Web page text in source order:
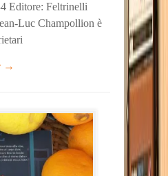
Editore: Feltrinelli
Luc Champollion è
→